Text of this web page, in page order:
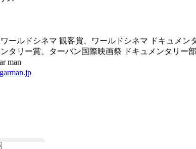
ールドシネマ 観客賞、ワールドシネマ ドキュメ
タリー賞、ターバン国際映画祭 ドキュメンタリ
man